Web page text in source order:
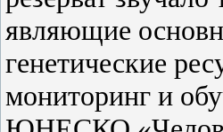
являющие
генетические
мониторинг и